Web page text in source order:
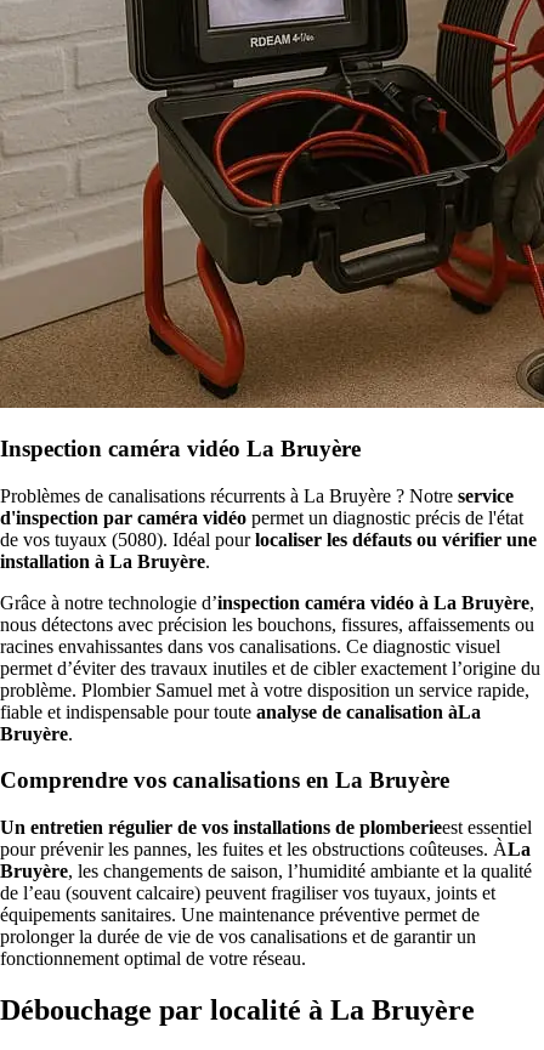
Inspection caméra vidéo La Bruyère
Problèmes de canalisations récurrents à La Bruyère ? Notre service
d'inspection par caméra vidéo permet un diagnostic précis de l'état
de vos tuyaux (5080). Idéal pourlocaliser les défauts ou vérifier une
installation à La Bruyère.
Grâce à notre technologie d’inspection caméra vidéo à La Bruyère,
nous détectons avec précision les bouchons, fissures, affaissements ou
racines envahissantes dans vos canalisations. Ce diagnostic visuel
permet d’éviter des travaux inutiles et de cibler exactement l’origine du
problème. Plombier Samuel met à votre disposition un service rapide,
fiable et indispensable pour toute analyse de canalisation àLa
Bruyère.
Comprendre vos canalisations en La Bruyère
Un entretien régulier de vos installations de plomberieest essentiel
pour prévenir les pannes, les fuites et les obstructions coûteuses. ÀLa
Bruyère, les changements de saison, l’humidité ambiante et la qualité
de l’eau (souvent calcaire) peuvent fragiliser vos tuyaux, joints et
équipements sanitaires. Une maintenance préventive permet de
prolonger la durée de vie de vos canalisations et de garantir un
fonctionnement optimal de votre réseau.
Débouchage par localité à La Bruyère